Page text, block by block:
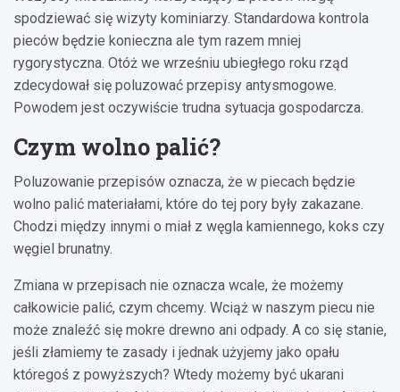
spodziewać się wizyty kominiarzy. Standardowa kontrola
pieców będzie konieczna ale tym razem mniej
rygorystyczna. Otóż we wrześniu ubiegłego roku rząd
zdecydował się poluzować przepisy antysmogowe.
Powodem jest oczywiście trudna sytuacja gospodarcza.
Czym wolno palić?
Poluzowanie przepisów oznacza, że w piecach będzie
wolno palić materiałami, które do tej pory były zakazane.
Chodzi między innymi o miał z węgla kamiennego, koks czy
węgiel brunatny.
Zmiana w przepisach nie oznacza wcale, że możemy
całkowicie palić, czym chcemy. Wciąż w naszym piecu nie
może znaleźć się mokre drewno ani odpady. A co się stanie,
jeśli złamiemy te zasady i jednak użyjemy jako opału
któregoś z powyższych? Wtedy możemy być ukarani